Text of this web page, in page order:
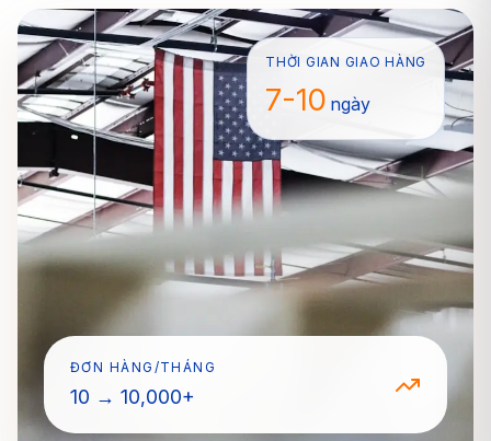
THỜI GIAN GIAO HÀNG
7-10 ngày
ĐƠN HÀNG/THÁNG
10 → 10,000+